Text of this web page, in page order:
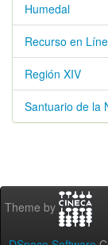
Humedal
Recurso en
Región XIV
Santuario de la
Theme by